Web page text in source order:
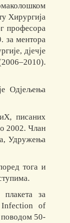
Хирургија
професора
за ментора
дјечје
Одјељења
писаних
2002. Члан
Удружења
тога и
плакета за
Infection of
50-